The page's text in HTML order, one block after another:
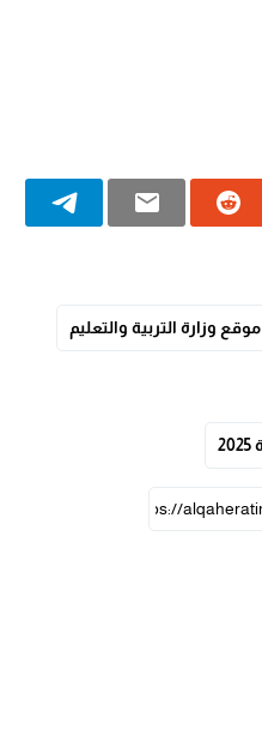
موقع وزارة التربية والتعليم